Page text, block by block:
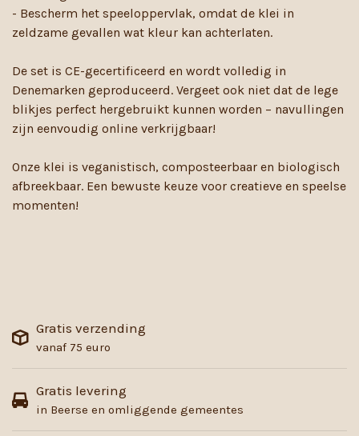
- Bescherm het speeloppervlak, omdat de klei in
zeldzame gevallen wat kleur kan achterlaten.
De set is CE-gecertificeerd en wordt volledig in
Denemarken geproduceerd. Vergeet ook niet dat de lege
blikjes perfect hergebruikt kunnen worden – navullingen
zijn eenvoudig online verkrijgbaar!
Onze klei is veganistisch, composteerbaar en biologisch
afbreekbaar. Een bewuste keuze voor creatieve en speelse
momenten!
Gratis verzending
vanaf 75 euro
Gratis levering
in Beerse en omliggende gemeentes